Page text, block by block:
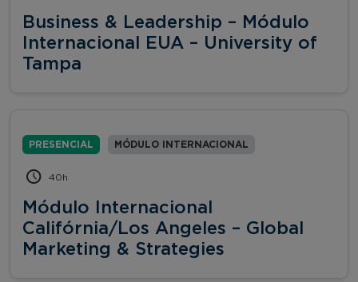
Business & Leadership – Módulo
Internacional EUA – University of
Tampa
PRESENCIAL MÓDULO INTERNACIONAL
40h
Módulo Internacional
Califórnia/Los Angeles – Global
Marketing & Strategies